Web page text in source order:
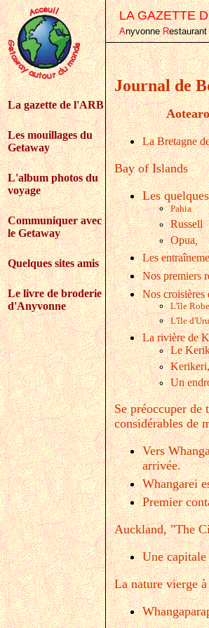
La gazette de l'ARB
Les mouillages du
Getaway
L'album photos du
voyage
Communiquer avec
le Getaway
Quelques sites amis
Le livre de broderie
d'Anyvonne
LA GAZETTE
AnyvonneRestaurant
Journal de
La Bretagne
Bay of Islands
Les
Pahia
Russell
Opua,
Les
Nospremiers
Nos croisières
L'île
L'île
La rivière de
Le
Un
Se préoccuper de
considérables de
Vers
arrivée.
Whangarei
Premier
Auckland, "The
Une
La nature vierge